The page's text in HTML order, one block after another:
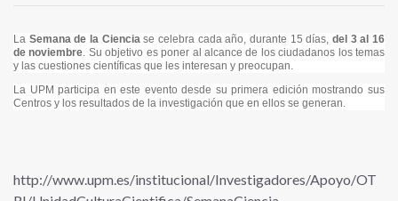
La Semana de la Ciencia se celebra cada año, durante 15 días,del 3 al 16
de noviembre. Su objetivo es poner al alcance de los ciudadanos los temas
y las cuestiones científicas que les interesan y preocupan.
La UPM participa en este evento desde su primera edición mostrando sus
Centros y los resultados de la investigación que en ellos se generan.
http://www.upm.es/institucional/Investigadores/Apoyo/OT